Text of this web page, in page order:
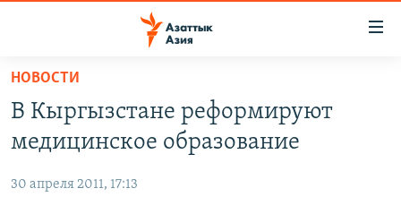
Вернуться
основному
содержанию
КАЗАХСТАН
УЗБЕКИСТАН
НОВОСТИ
НА ДРУГИХ ЯЗЫКАХ
НОВОСТИ
В Кыргызстане реформируют
медицинское образование
30 апреля 2011, 17:13